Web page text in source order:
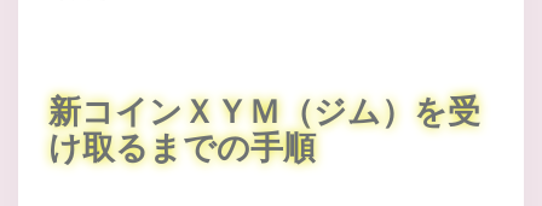
新コインＸＹＭ（ジム）を受
け取るまでの手順